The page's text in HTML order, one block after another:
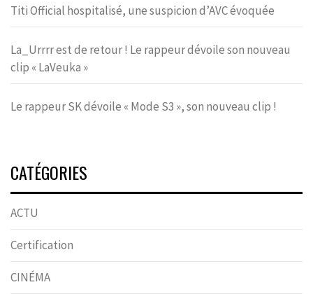
Titi Official hospitalisé, une suspicion d’AVC évoquée
La_Urrrr est de retour ! Le rappeur dévoile son nouveau
clip « LaVeuka »
Le rappeur SK dévoile « Mode S3 », son nouveau clip !
CATÉGORIES
ACTU
Certification
CINÉMA